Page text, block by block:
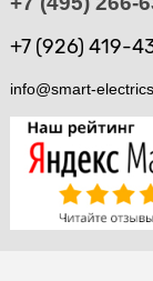
+7 (926) 419-
info@smart-